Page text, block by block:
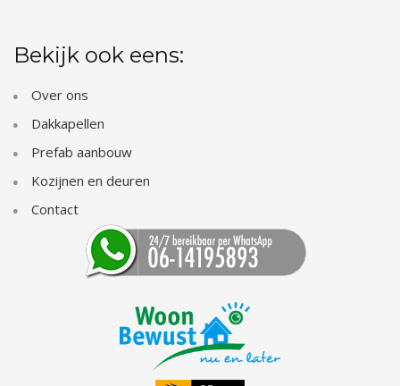
Bekijk ook eens:
Over ons
Dakkapellen
Prefab aanbouw
Kozijnen en deuren
Contact